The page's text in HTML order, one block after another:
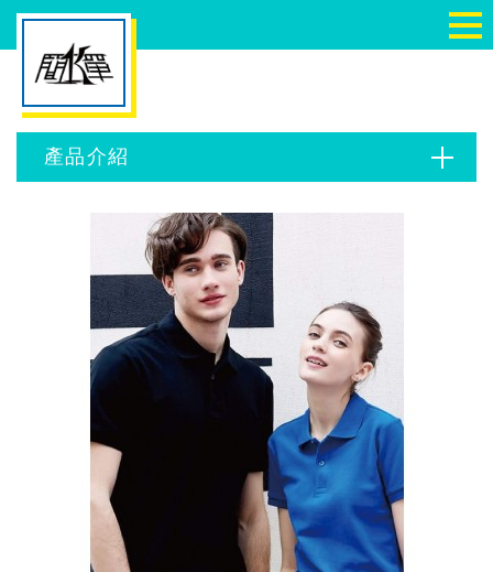
NIKE 籃球衣 棒球衣 壘球衣 排球衣 團體服 班服-簡單
切
產品介紹
訂購與聯絡
產品介紹